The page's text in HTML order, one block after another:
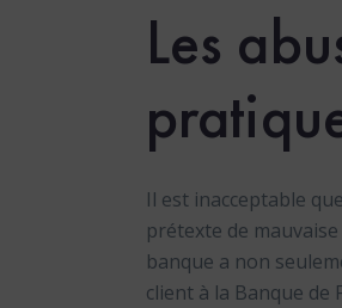
Les
Il est inacceptable
prétexte de
banque a non
client à la Banque de